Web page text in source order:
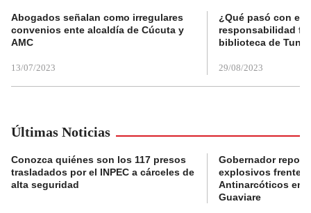
Abogados señalan como irregulares
convenios ente alcaldía de Cúcuta y
AMC
13/07/2023
¿Qué pasó con el
responsabilidad
biblioteca de
29/08/2023
Últimas Noticias
Conozca quiénes son los 117 presos
trasladados por el INPEC a cárceles de
alta seguridad
Gobernador
explosivos frente a
Antinarcóticos en
Guaviare